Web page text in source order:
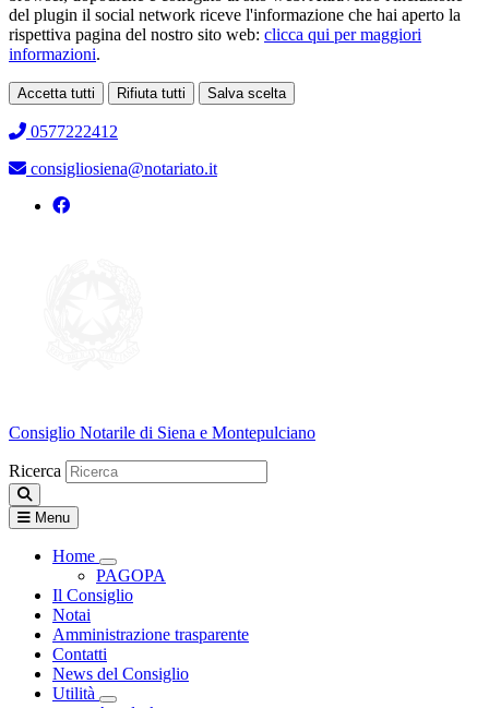
del plugin il social network riceve l'informazione che hai aperto la
rispettiva pagina del nostro sito web: clicca qui per maggiori
informazioni.
Accetta tutti Rifiuta tutti Salva scelta
0577222412
consigliosiena@notariato.it
Consiglio Notarile di Siena e Montepulciano
Ricerca
Menu
Home
Visualizza menù di secondo livello
PAGOPA
Il Consiglio
Notai
Amministrazione trasparente
Contatti
News del Consiglio
Utilità